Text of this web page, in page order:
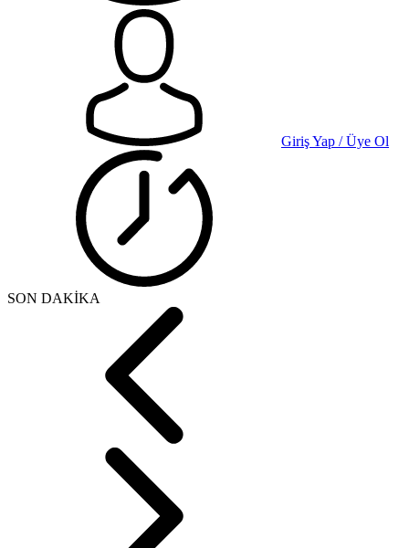
Giriş Yap / Üye Ol
SON DAKİKA